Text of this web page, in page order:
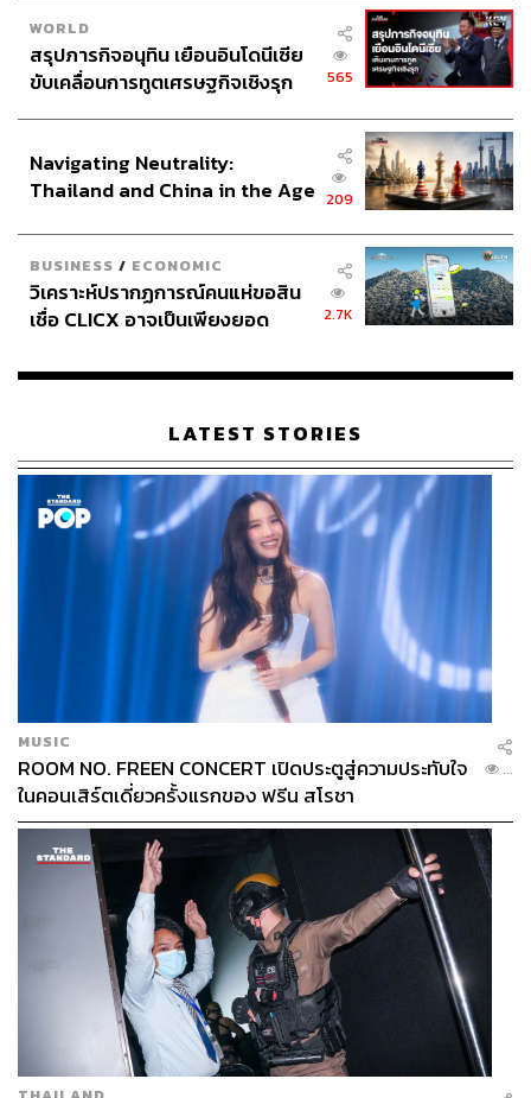
WORLD
สรุปภารกิจอนุทิน เยือนอินโดนีเซีย
ขับเคลื่อนการทูตเศรษฐกิจเชิงรุก
565
Navigating Neutrality:
Thailand and China in the Age
209
BUSINESS / ECONOMIC
วิเคราะห์ปรากฏการณ์คนแห่ขอสิน
เชื่อ CLICX อาจเป็นเพียงยอด
เรือนไทยที่ถูกซุกไว้
2.7K
LATEST STORIES
MUSIC
ROOM NO. FREEN CONCERT เปิดประตูสู่ความประทับใจ
ในคอนเสิร์ตเดี่ยวครั้งแรกของ ฟรีน สโรชา
...